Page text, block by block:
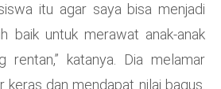
itu agar saya bisa menjadi
baik untuk merawat anak-anak
rentan,” katanya. Dia melamar
keras dan mendapat nilai bagus.